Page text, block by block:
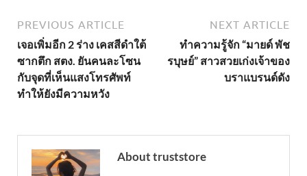
PREVIOUS ARTICLE
เจอเพิ่มอีก 2 ร่าง เคสสีดำใต้
ซากตึก สตง. ยันคนละโซน
กับจุดที่เห็นแสงโทรศัพท์
ทำให้ยังมีความหวัง
NEXT ARTICLE
ทำความรู้จัก “มายด์ พัช
รบุษย์” สาวสวยเก่งเจ้าของ
บราแบรนด์ดัง
About truststore